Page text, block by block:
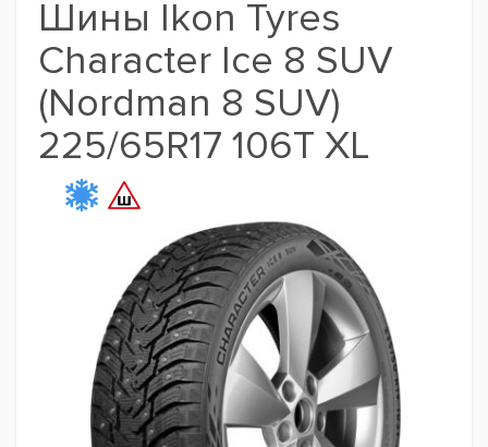
Шины Ikon Tyres
Character Ice 8 SUV
(Nordman 8 SUV)
225/65R17 106T XL